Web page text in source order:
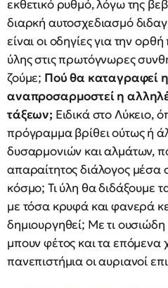
εκθετικό ρυθμό, λόγω της
διαρκή αυτοσχεδιασμό
είναι οι οδηγίες για την
ύλης στις πρωτόγνωρες
ζούμε; Πού θα καταγραφεί
αναπροσαρμοστεί η
τάξεων; Ειδικά στο Λύκειο,
πρόγραμμα βρίθει ούτως ή
δυσαρμονιών και αλμάτων,
απαραίτητος διάλογος μέσα
κόσμο; Τι ύλη θα διδάξουμε
με τόσα κρυφά και φανερά
δημιουργηθεί; Με τι
μπουν φέτος και τα επόμενα
πανεπιστήμια οι αυριανοί